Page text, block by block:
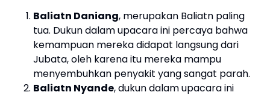
Baliatn Daniang, merupakan Baliatn paling
tua. Dukun dalam upacara ini percaya bahwa
kemampuan mereka didapat langsung dari
Jubata, oleh karena itu mereka mampu
menyembuhkan penyakit yang sangat parah.
Baliatn Nyande, dukun dalam upacara ini